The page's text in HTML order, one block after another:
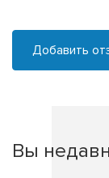
Добавить
Вы